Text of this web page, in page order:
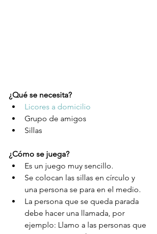
¿Qué se necesita?
Licores a domicilio
Grupo de amigos
Sillas
¿Cómo se juega?
Es un juego muy sencillo.
Se colocan las sillas en círculo y
una persona se para en el medio.
La persona que se queda parada
debe hacer una llamada, por
ejemplo: Llamo a las personas que